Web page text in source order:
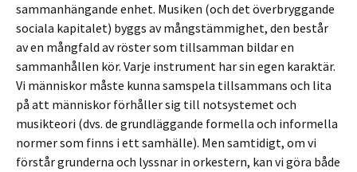
sammanhängande enhet. Musiken (och det överbryggande
sociala kapitalet) byggs av mångstämmighet, den består
av en mångfald av röster som tillsamman bildar en
sammanhållen kör. Varje instrument har sin egen karaktär.
Vi människor måste kunna samspela tillsammans och lita
på att människor förhåller sig till notsystemet och
musikteori (dvs. de grundläggande formella och informella
normer som finns i ett samhälle). Men samtidigt, om vi
förstår grunderna och lyssnar in orkestern, kan vi göra både